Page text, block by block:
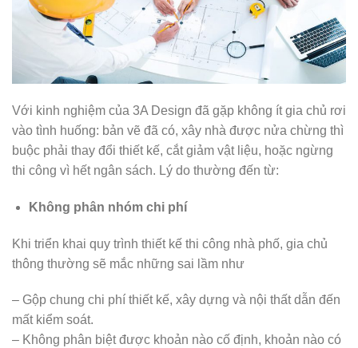
Với kinh nghiệm của 3A Design đã gặp không ít gia chủ rơi
vào tình huống: bản vẽ đã có, xây nhà được nửa chừng thì
buộc phải thay đổi thiết kế, cắt giảm vật liệu, hoặc ngừng
thi công vì hết ngân sách. Lý do thường đến từ:
Không phân nhóm chi phí
Khi triển khai quy trình thiết kế thi công nhà phố, gia chủ
thông thường sẽ mắc những sai lầm như
– Gộp chung chi phí thiết kế, xây dựng và nội thất dẫn đến
mất kiểm soát.
– Không phân biệt được khoản nào cố định, khoản nào có